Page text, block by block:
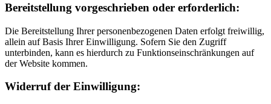
Bereitstellung vorgeschrieben oder erforderlich:
Die Bereitstellung Ihrer personenbezogenen Daten erfolgt freiwillig,
allein auf Basis Ihrer Einwilligung. Sofern Sie den Zugriff
unterbinden, kann es hierdurch zu Funktionseinschränkungen auf
der Website kommen.
Widerruf der Einwilligung: